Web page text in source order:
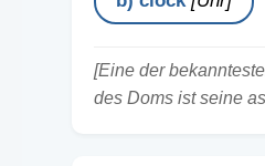
[Eine der
des Doms ist seine